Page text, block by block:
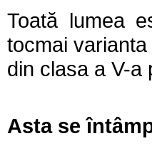
Toată lumea
tocmai
din clasa a V-a
Asta se